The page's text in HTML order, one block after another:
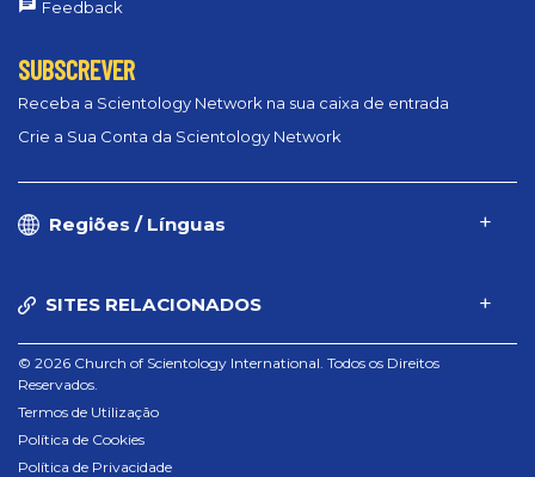
Feedback
SUBSCREVER
Receba a Scientology Network na sua caixa de entrada
Crie a Sua Conta da Scientology Network
Regiões / Línguas
SITES RELACIONADOS
© 2026 Church of Scientology International. Todos os Direitos
Reservados.
Termos de Utilização
Política de Cookies
Política de Privacidade